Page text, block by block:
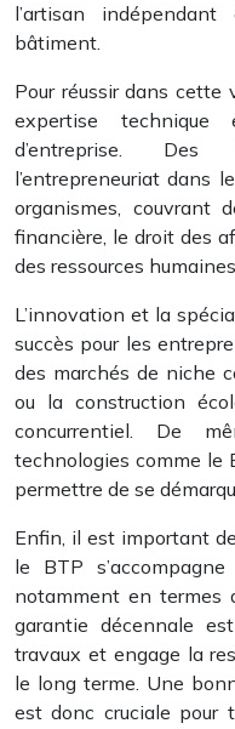
l’artisan
bâtiment.
Pour réussir dans
expertise
d’entreprise.
l’entrepreneuriat dans
organismes, couvrant
financière, le droit des
des ressources
L’innovation et la
succès pour les
des marchés de niche
ou la construction
concurrentiel. De
technologies comme le
permettre de se
Enfin, il est important
le BTP
notamment en termes
garantie décennale
travaux et engage la
le long terme. Une
est donc cruciale pour